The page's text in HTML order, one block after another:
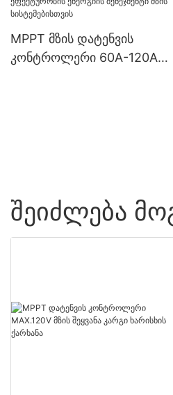
MPPT მზის დატენვის
კონტროლერი 60A-120A
ᲨᲔᲘᲫᲚᲔᲑᲐ